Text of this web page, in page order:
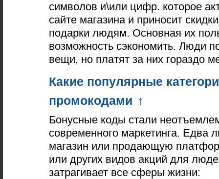
символов и\или цифр. которое
сайте магазина и приносит
подарки людям. Основная их
возможность сэкономить. Люди
вещи, но платят за них гораздо
Какие популярные
промокодами ↑
Бонусные коды стали
современного маркетинга. Едва
магазин или продающую
или других видов акций для
затрагивает все сферы жизни: